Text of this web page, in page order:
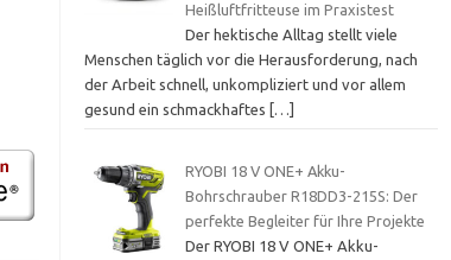
Heißluftfritteuse im Praxistest
Der hektische Alltag stellt viele
Menschen täglich vor die Herausforderung, nach
der Arbeit schnell, unkompliziert und vor allem
gesund ein schmackhaftes
[…]
RYOBI 18 V ONE+ Akku-
Bohrschrauber R18DD3-215S: Der
perfekte Begleiter für Ihre Projekte
Der RYOBI 18 V ONE+ Akku-